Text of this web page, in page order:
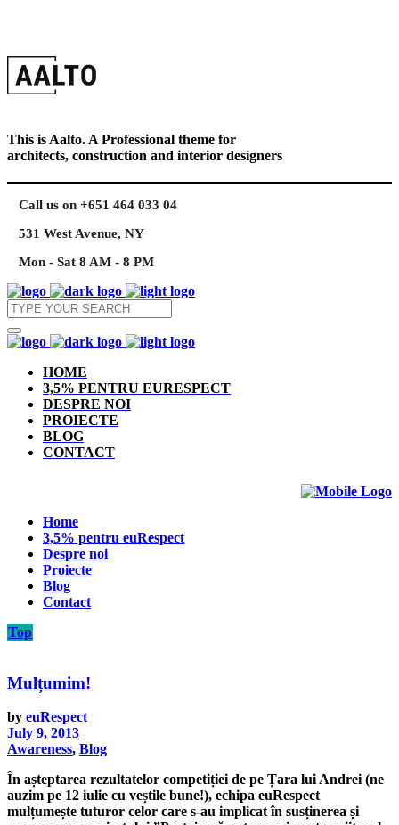
This is Aalto. A Professional theme for
architects, construction and interior designers
Call us on +651 464 033 04
531 West Avenue, NY
Mon - Sat 8 AM - 8 PM
HOME
3,5% PENTRU EURESPECT
DESPRE NOI
PROIECTE
BLOG
CONTACT
Home
3,5% pentru euRespect
Despre noi
Proiecte
Blog
Contact
Top
Mulțumim!
by euRespect
July 9, 2013
Awareness, Blog
În așteptarea rezultatelor competiției de pe Țara lui Andrei (ne
auzim pe 12 iulie cu veștile bune!), echipa euRespect
mulțumește tuturor celor care s-au implicat în susținerea și